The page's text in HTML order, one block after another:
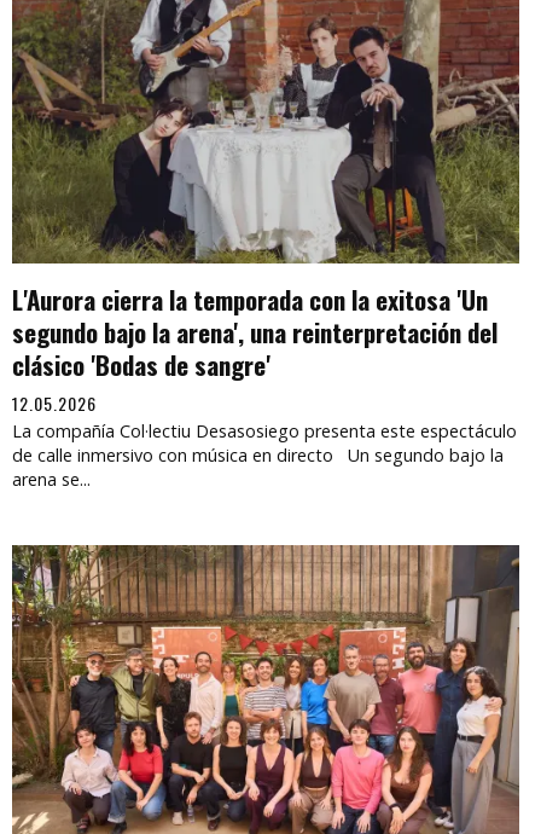
L'Aurora cierra la temporada con la exitosa 'Un
segundo bajo la arena', una reinterpretación del
clásico 'Bodas de sangre'
12.05.2026
La compañía Col·lectiu Desasosiego presenta este espectáculo
de calle inmersivo con música en directo Un segundo bajo la
arena se...